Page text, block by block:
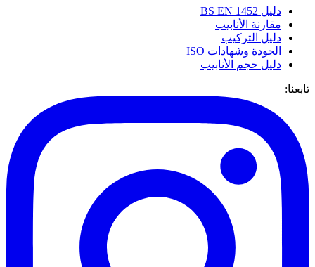
دليل BS EN 1452
مقارنة الأنابيب
دليل التركيب
الجودة وشهادات ISO
دليل حجم الأنابيب
تابعنا: